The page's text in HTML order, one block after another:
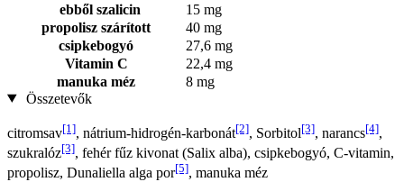
ebből szalicin
15 mg
propolisz szárított
40 mg
csipkebogyó
27,6 mg
Vitamin C
22,4 mg
manuka méz
8 mg
Összetevők
citromsav[1], nátrium-hidrogén-karbonát[2], Sorbitol[3], narancs[4],
szukralóz[3], fehér fűz kivonat (Salix alba), csipkebogyó, C-vitamin,
propolisz, Dunaliella alga por[5], manuka méz